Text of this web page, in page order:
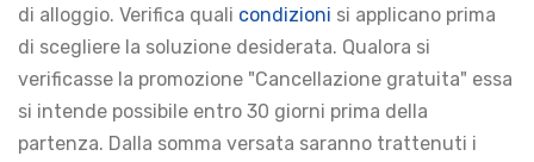
di alloggio. Verifica quali condizioni si applicano prima
di scegliere la soluzione desiderata. Qualora si
verificasse la promozione "Cancellazione gratuita" essa
si intende possibile entro 30 giorni prima della
partenza. Dalla somma versata saranno trattenuti i